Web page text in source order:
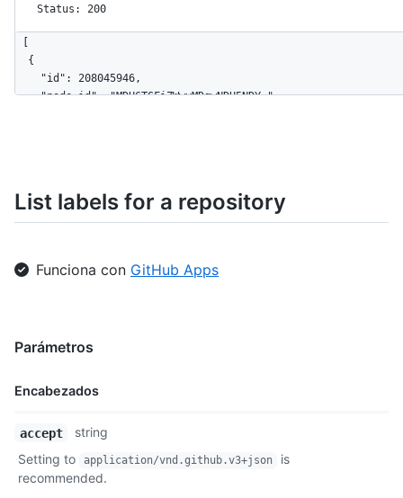
Status: 200
  {
    "id": 208045946,
    "node_id": "MDU6TGFiZWwyMDgwNDU5NDY=",
  }
]
List labels for a repository
Funciona con GitHub Apps
Parámetros
Encabezados
Nombre,
Descripción
accept
string
Setting to
application/vnd.github.v3+json
is
recommended.